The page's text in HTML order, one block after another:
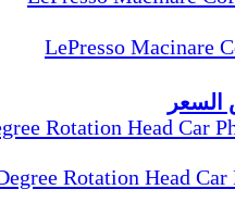
LePresso Macinare
Rotation Head